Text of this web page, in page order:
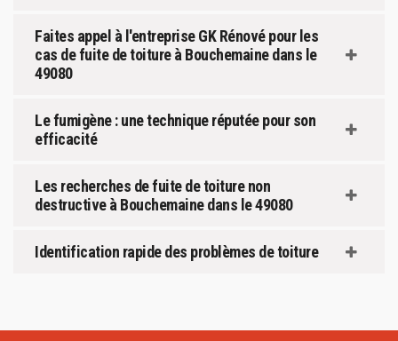
Faites appel à l'entreprise GK Rénové pour les
cas de fuite de toiture à Bouchemaine dans le
49080
Le fumigène : une technique réputée pour son
efficacité
Les recherches de fuite de toiture non
destructive à Bouchemaine dans le 49080
Identification rapide des problèmes de toiture